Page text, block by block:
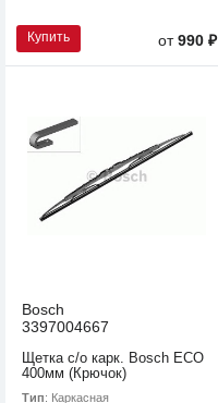
Купить от990 ₽
Bosch
3397004667
Щетка с/о карк. Bosch ECO
400мм (Крючок)
Тип: Каркасная